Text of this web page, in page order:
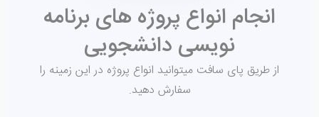
انجام انواع پروژه های برنامه
نویسی دانشجویی
از طریق پای سافت میتوانید انواع پروژه در این زمینه را
سفارش دهید.